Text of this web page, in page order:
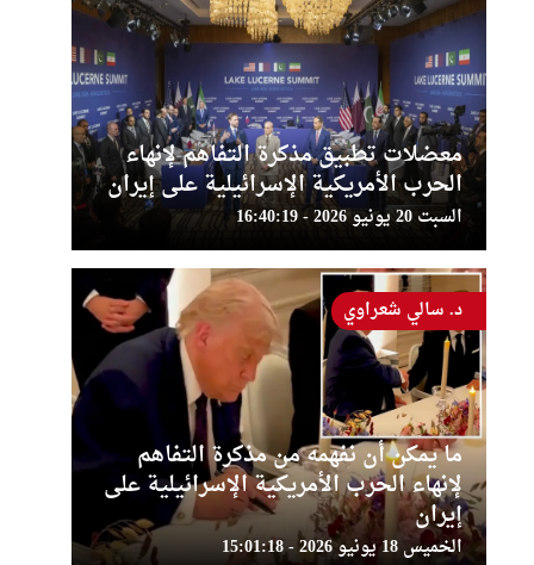
معضلات تطبيق مذكرة التفاهم لإنهاء
الحرب الأمريكية الإسرائيلية على إيران
السبت 20 يونيو 2026 - 16:40:19
ما يمكن أن نفهمه من مذكرة التفاهم
لإنهاء الحرب الأمريكية الإسرائيلية على
إيران
الخميس 18 يونيو 2026 - 15:01:18
د. سالي شعراوي